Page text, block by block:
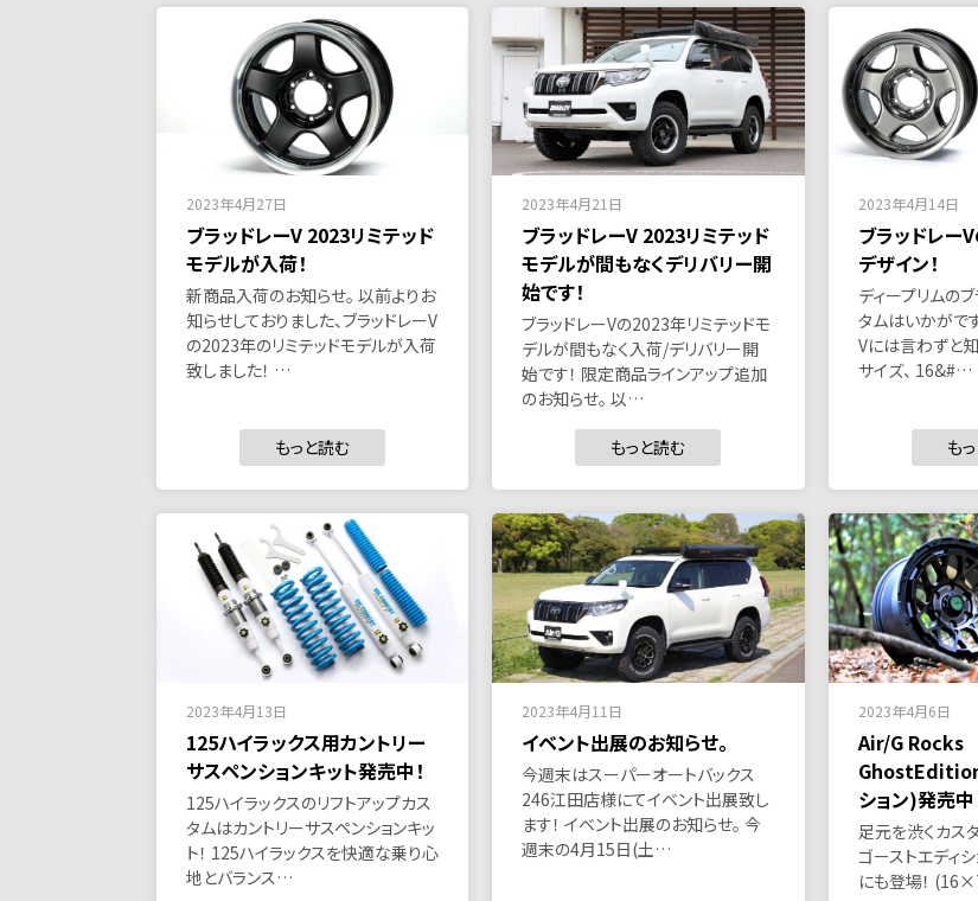
2023年4月27日
ブラッドレーV 2023リミテッド
モデルが入荷！
新商品入荷のお知らせ。 以前よりお
知らせしておりました、ブラッドレーV
の2023年のリミテッドモデルが入荷
致しました！ …
もっと読む
2023年4月21日
ブラッドレーV 2023リミテッド
モデルが間もなくデリバリー開
始です！
ブラッドレーVの2023年リミテッドモ
デルが間もなく入荷/デリバリー開
始です！ 限定商品ラインアップ追加
のお知らせ。 以…
もっと読む
2023年4月14日
ブラッドレー
デザイン！
ディープリムの
タムはいかがで
Vには言わずと
サイズ、 16&#…
も
2023年4月13日
125ハイラックス用カントリー
サスペンションキット発売中！
125ハイラックスのリフトアップカス
タムはカントリーサスペンションキッ
ト！ 125ハイラックスを快適な乗り心
地とバランス…
2023年4月11日
イベント出展のお知らせ。
今週末はスーパーオートバックス
246江田店様にてイベント出展致し
ます！ イベント出展のお知らせ。 今
週末の4月15日(土…
2023年4月6日
Air/G Rocks
ション)発売中
足元を渋くカス
ゴーストエディ
にも登場！